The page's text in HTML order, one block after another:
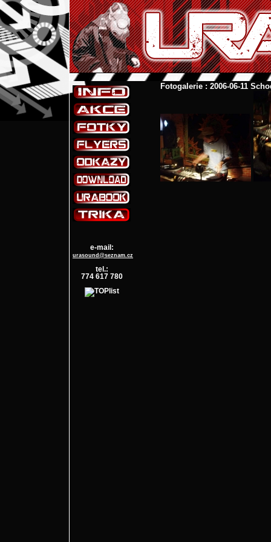
e-mail:
urasound@seznam.cz
tel.:
774 617 780
Fotogalerie : 2006-06-11